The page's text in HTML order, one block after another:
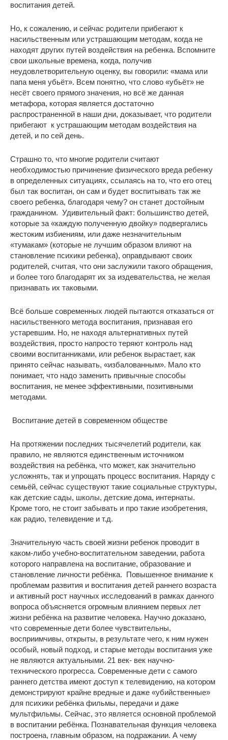
воспитания детей.
Но, к сожалению, и сейчас родители прибегают к
насильственным или устрашающим методам, когда не
находят других путей воздействия на ребенка. Вспомните
свои школьные времена, когда, получив
неудовлетворительную оценку, вы говорили: «мама или
папа меня убьёт». Всем понятно, что слово «убьёт» не
несёт своего прямого значения, но всё же данная
метафора, которая является достаточно
распространенной в наши дни, доказывает, что родители
прибегают к устрашающим методам воздействия на
детей, и по сей день.
Страшно то, что многие родители считают
необходимостью причинение физического вреда ребенку
в определенных ситуациях, ссылаясь на то, что его отец
был так воспитан, он сам и будет воспитывать так же
своего ребенка, благодаря чему? он станет достойным
гражданином. Удивительный факт: большинство детей,
которые за «каждую полученную двойку» подвергались
жестоким избиениям, или даже незначительным
«тумакам» (которые не лучшим образом влияют на
становление психики ребенка), оправдывают своих
родителей, считая, что они заслужили такого обращения,
и более того благодарят их за издевательства, не желая
признавать их таковыми.
Всё больше современных людей пытаются отказаться от
насильственного метода воспитания, признавая его
устаревшим. Но, не находя альтернативных путей
воздействия, просто напросто теряют контроль над
своими воспитанниками, или ребенок вырастает, как
принято сейчас называть, «избалованным». Мало кто
понимает, что надо заменить привычные способы
воспитания, не менее эффективными, позитивными
методами.
Воспитание детей в современном обществе
На протяжении последних тысячелетий родители, как
правило, не являются единственным источником
воздействия на ребёнка, что может, как значительно
усложнять, так и упрощать процесс воспитания. Наряду с
семьёй, сейчас существуют такие социальные структуры,
как детские сады, школы, детские дома, интернаты.
Кроме того, не стоит забывать и про такие изобретения,
как радио, телевидение и т.д.
Значительную часть своей жизни ребенок проводит в
каком-либо учебно-воспитательном заведении, работа
которого направлена на воспитание, образование и
становление личности ребёнка. Повышенное внимание к
проблемам развития и воспитания детей раннего возраста
и активный рост научных исследований в рамках данного
вопроса объясняется огромным влиянием первых лет
жизни ребёнка на развитие человека. Научно доказано,
что современные дети более чувствительны,
восприимчивы, открыты, в результате чего, к ним нужен
особый, новый подход, и старые методы воспитания уже
не являются актуальными. 21 век- век научно-
технического прогресса. Современные дети с самого
раннего детства имеют доступ к телевидению, на котором
демонстрируют крайне вредные и даже «убийственные»
для психики ребёнка фильмы, передачи и даже
мультфильмы. Сейчас, это является основной проблемой
в воспитании ребёнка. Познавательная функция человека
построена, главным образом, на подражании. А чему